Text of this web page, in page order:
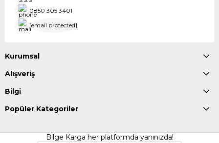
0850 305 3401
[email protected]
Kurumsal
Alışveriş
Bilgi
Popüler Kategoriler
Bilge Karga her platformda yanınızda!